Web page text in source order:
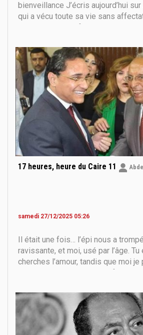
bienveillance J’écris aujourd’hui
qui a vécu toute sa vie sans
Prophète Mohammed — que la
17 heures, heure du Caire 11
samedi 27/12/2025 05:26
Il était une fois… l’épi nous a
ravissante, et moi, usé par l’âge.
cherches l’amour, tandis que moi
d’un chemin perdu. Il aurait fallu que
aimée d’un amour fou, et nous